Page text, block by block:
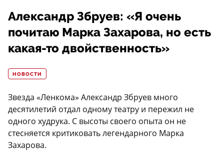
Александр Збруев: «Я очень
почитаю Марка Захарова, но есть
какая-то двойственность»
НОВОСТИ
Звезда «Ленкома» Александр Збруев много
десятилетий отдал одному театру и пережил не
одного худрука. С высоты своего опыта он не
стесняется критиковать легендарного Марка
Захарова.